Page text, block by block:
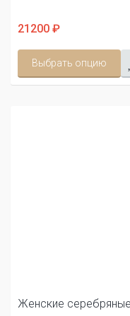
21200 ₽
Выбрать опцию
Женские